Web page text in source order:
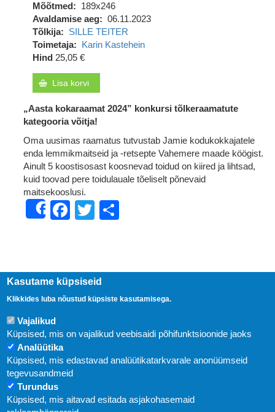
Mõõtmed
189x246
Avaldamise aeg
06.11.2023
Tõlkija
SILLE TEITER
Toimetaja
Karin Kastehein
Hind 25,05 €
Lisa korvi
„Aasta kokaraamat 2024” konkursi tõlkeraamatute
kategooria võitja!
Oma uusimas raamatus tutvustab Jamie kodukokkajatele
enda lemmikmaitseid ja -retsepte Vahemere maade köögist.
Ainult 5 koostisosast koosnevad toidud on kiired ja lihtsad,
kuid toovad pere toidulauale tõeliselt põnevaid
maitsekooslusi.
ShareFacebook
Twitter
Uudised
Kasutame küpsiseid
Klikkides luba nõustud küpsiste kasutamisega.
Vajalikud
Küpsised, mis on vajalikud veebisaidi põhifunktsioonide jaoks
Analüütika
Küpsised, mis edastavad analüütikatarkvarale anonüümseid
tegevusandmeid
Turundus
Küpsised, mis aitavad esitada asjakohasemaid